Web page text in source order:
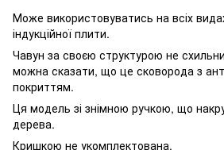
Може використовуватись на всіх
індукційної плити.
Чавун за своєю структурою не
можна сказати, що це сковорода з
покриттям.
Ця модель зі знімною ручкою, що
дерева.
Кришкою не укомплектована.